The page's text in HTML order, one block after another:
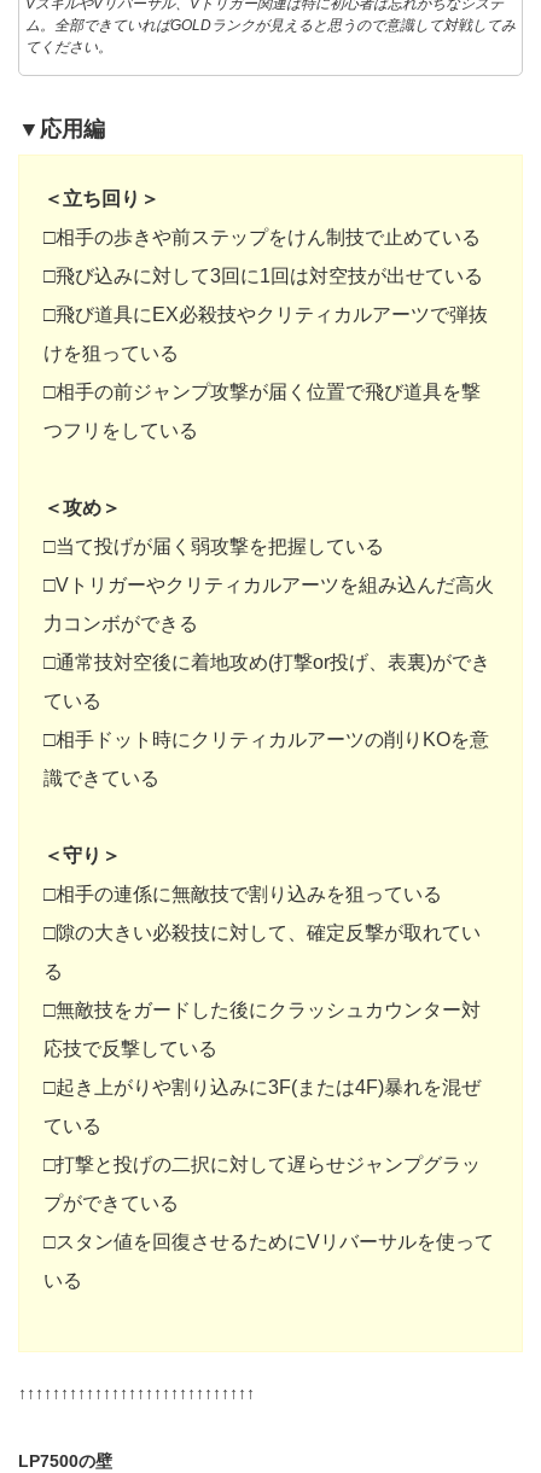
VスキルやVリバーサル、Vトリガー関連は特に初心者は忘れがちなシステ
ム。全部できていればGOLDランクが見えると思うので意識して対戦してみ
てください。
▼応用編
＜立ち回り＞
□相手の歩きや前ステップをけん制技で止めている
□飛び込みに対して3回に1回は対空技が出せている
□飛び道具にEX必殺技やクリティカルアーツで弾抜
けを狙っている
□相手の前ジャンプ攻撃が届く位置で飛び道具を撃
つフリをしている
＜攻め＞
□当て投げが届く弱攻撃を把握している
□Vトリガーやクリティカルアーツを組み込んだ高火
力コンボができる
□通常技対空後に着地攻め(打撃or投げ、表裏)ができ
ている
□相手ドット時にクリティカルアーツの削りKOを意
識できている
＜守り＞
□相手の連係に無敵技で割り込みを狙っている
□隙の大きい必殺技に対して、確定反撃が取れてい
る
□無敵技をガードした後にクラッシュカウンター対
応技で反撃している
□起き上がりや割り込みに3F(または4F)暴れを混ぜ
ている
□打撃と投げの二択に対して遅らせジャンプグラッ
プができている
□スタン値を回復させるためにVリバーサルを使って
いる
↑↑↑↑↑↑↑↑↑↑↑↑↑↑↑↑↑↑↑↑↑↑↑↑↑↑↑↑
LP7500の壁